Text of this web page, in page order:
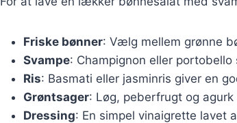
Friske bønner: Vælg mellem grønne
Svampe: Champignon eller
Ris: Basmati eller jasminris giver en
Grøntsager: Løg, peberfrugt og
Dressing: En simpel vinaigrette lavet